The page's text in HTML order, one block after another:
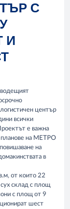
С
И
център
всички
е важна
планове на МЕТРО
на
в
от които 22
склад с площ
с площ от 9
шест